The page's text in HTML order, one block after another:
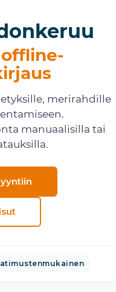
merirahdille
manuaalisilla tai